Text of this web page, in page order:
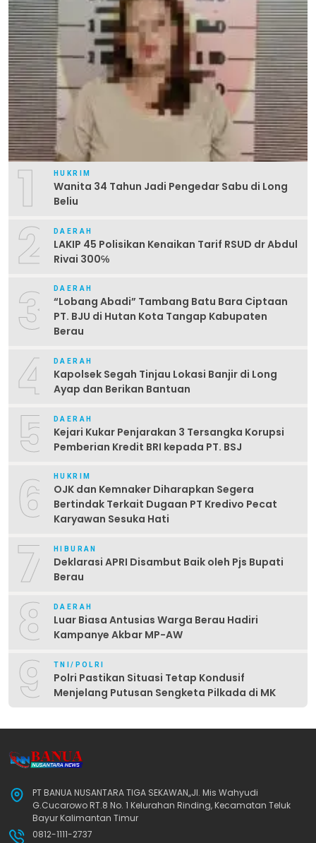
1 HUKRIM
Wanita 34 Tahun Jadi Pengedar Sabu di Long
Beliu
2 DAERAH
LAKIP 45 Polisikan Kenaikan Tarif RSUD dr Abdul
Rivai 300℅
3 DAERAH
“Lobang Abadi” Tambang Batu Bara Ciptaan
PT. BJU di Hutan Kota Tangap Kabupaten
Berau
4 DAERAH
Kapolsek Segah Tinjau Lokasi Banjir di Long
Ayap dan Berikan Bantuan
5 DAERAH
Kejari Kukar Penjarakan 3 Tersangka Korupsi
Pemberian Kredit BRI kepada PT. BSJ
6 HUKRIM
OJK dan Kemnaker Diharapkan Segera
Bertindak Terkait Dugaan PT Kredivo Pecat
Karyawan Sesuka Hati
7 HIBURAN
Deklarasi APRI Disambut Baik oleh Pjs Bupati
Berau
8 DAERAH
Luar Biasa Antusias Warga Berau Hadiri
Kampanye Akbar MP-AW
9 TNI/POLRI
Polri Pastikan Situasi Tetap Kondusif
Menjelang Putusan Sengketa Pilkada di MK
PT BANUA NUSANTARA TIGA SEKAWAN,,Jl. Mis Wahyudi
G.Cucarowo RT.8 No. 1 Kelurahan Rinding, Kecamatan Teluk
Bayur Kalimantan Timur
0812-1111-2737